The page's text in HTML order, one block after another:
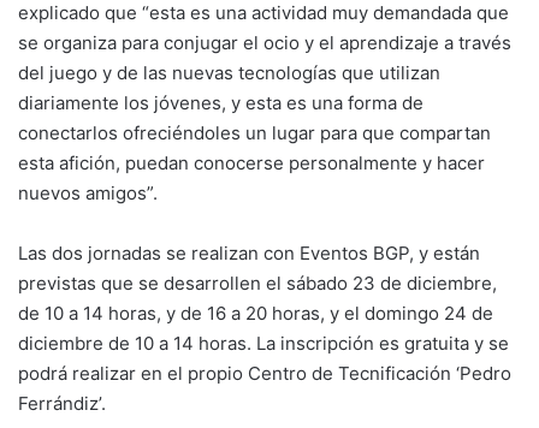
explicado que “esta es una actividad muy demandada que
se organiza para conjugar el ocio y el aprendizaje a través
del juego y de las nuevas tecnologías que utilizan
diariamente los jóvenes, y esta es una forma de
conectarlos ofreciéndoles un lugar para que compartan
esta afición, puedan conocerse personalmente y hacer
nuevos amigos”.
Las dos jornadas se realizan con Eventos BGP, y están
previstas que se desarrollen el sábado 23 de diciembre,
de 10 a 14 horas, y de 16 a 20 horas, y el domingo 24 de
diciembre de 10 a 14 horas. La inscripción es gratuita y se
podrá realizar en el propio Centro de Tecnificación ‘Pedro
Ferrándiz’.